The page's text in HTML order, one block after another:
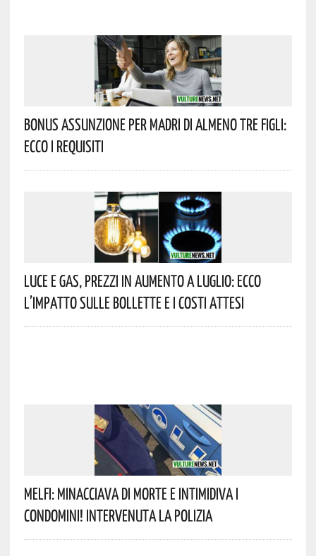
Bonus Assunzione Per Madri Di Almeno Tre Figli:
Ecco I Requisiti
Luce E Gas, Prezzi In Aumento A Luglio: Ecco
L’impatto Sulle Bollette E I Costi Attesi
Melfi: Minacciava Di Morte E Intimidiva I
Condomini! Intervenuta La Polizia